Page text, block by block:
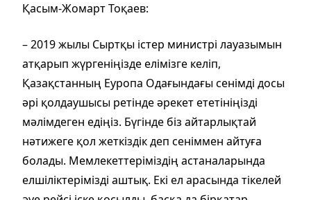
Қасым-Жомарт Тоқаев:
– 2019 жылы Сыртқы істер министрі лауазымын
атқарып жүргеніңізде елімізге келіп,
Қазақстанның Еуропа Одағындағы сенімді досы
әрі қолдаушысы ретінде әрекет ететініңізді
мәлімдеген едіңіз. Бүгінде біз айтарлықтай
нәтижеге қол жеткіздік деп сеніммен айтуға
болады. Мемлекеттеріміздің астаналарында
елшіліктерімізді аштық. Екі ел арасында тікелей